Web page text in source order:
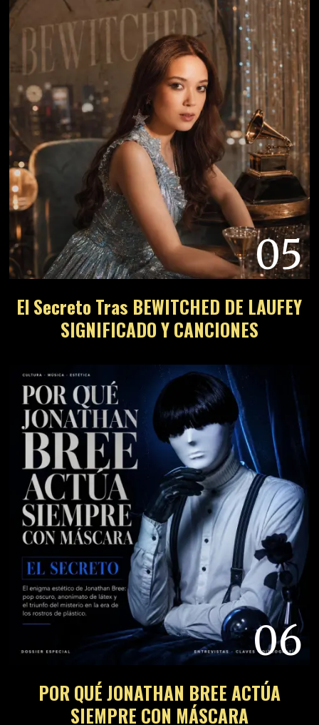
05
El Secreto Tras BEWITCHED DE LAUFEY
SIGNIFICADO Y CANCIONES
06
POR QUÉ JONATHAN BREE ACTÚA
SIEMPRE CON MÁSCARA